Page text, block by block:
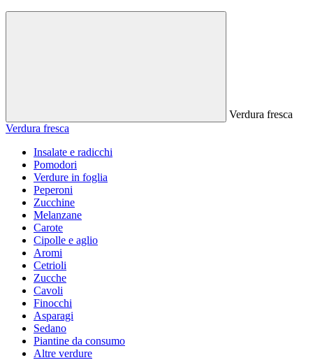
Verdura fresca
Verdura fresca
Insalate e radicchi
Pomodori
Verdure in foglia
Peperoni
Zucchine
Melanzane
Carote
Cipolle e aglio
Aromi
Cetrioli
Zucche
Cavoli
Finocchi
Asparagi
Sedano
Piantine da consumo
Altre verdure